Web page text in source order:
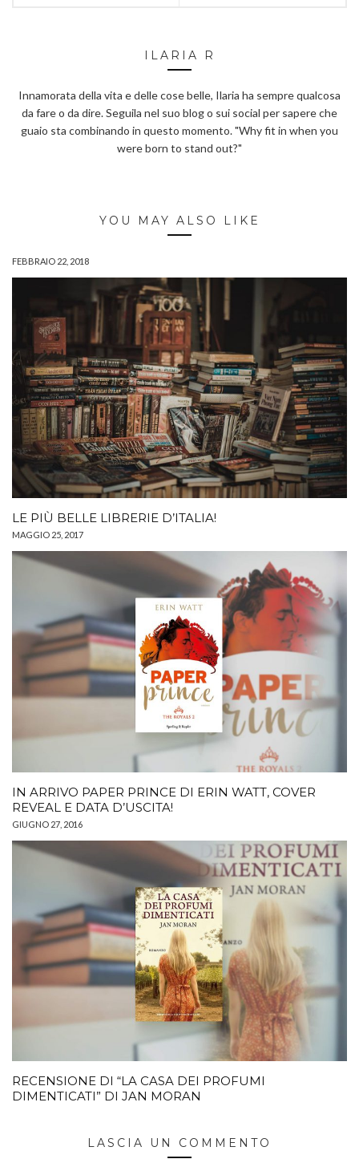
ILARIA R
Innamorata della vita e delle cose belle, Ilaria ha sempre qualcosa
da fare o da dire. Seguila nel suo blog o sui social per sapere che
guaio sta combinando in questo momento. "Why fit in when you
were born to stand out?"
YOU MAY ALSO LIKE
FEBBRAIO 22, 2018
LE PIÙ BELLE LIBRERIE D’ITALIA!
MAGGIO 25, 2017
IN ARRIVO PAPER PRINCE DI ERIN WATT, COVER
REVEAL E DATA D’USCITA!
GIUGNO 27, 2016
RECENSIONE DI “LA CASA DEI PROFUMI
DIMENTICATI” DI JAN MORAN
LASCIA UN COMMENTO